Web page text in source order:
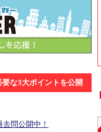
な3大ポイントを公開
問公開中！